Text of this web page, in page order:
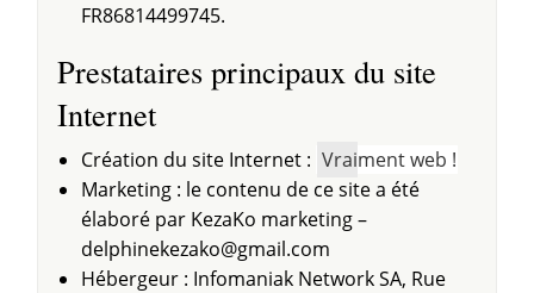
FR86814499745.
Prestataires principaux du site
Internet
Création du site Internet : Vraiment web !
Marketing : le contenu de ce site a été
élaboré par KezaKo marketing –
ko
Hébergeur : Infomaniak Network SA, Rue